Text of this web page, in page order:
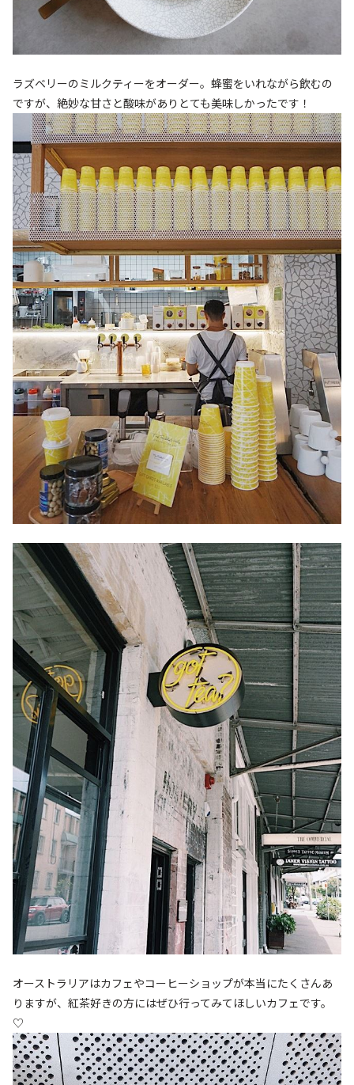
ラズベリーのミルクティーをオーダー。蜂蜜をいれながら飲むの
ですが、絶妙な甘さと酸味がありとても美味しかったです！
オーストラリアはカフェやコーヒーショップが本当にたくさんあ
りますが、紅茶好きの方にはぜひ行ってみてほしいカフェです。
♡